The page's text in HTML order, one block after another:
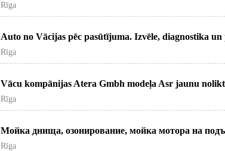
Rīga
Auto no Vācijas pēc pasūtījuma. Izvēle, diagnostika
Rīga
Vācu kompānijas Atera Gmbh modeļa Asr jaunu
Rīga
Мойка днища, озонирование, мойка мотора на
и
Rīga